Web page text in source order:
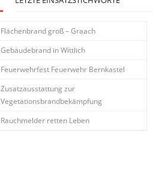
Flächenbrand groß – Graach
Gebäudebrand in Wittlich
Feuerwehrfest Feuerwehr Bernkastel
Zusatzausstattung zur
Vegetationsbrandbekämpfung
Rauchmelder retten Leben